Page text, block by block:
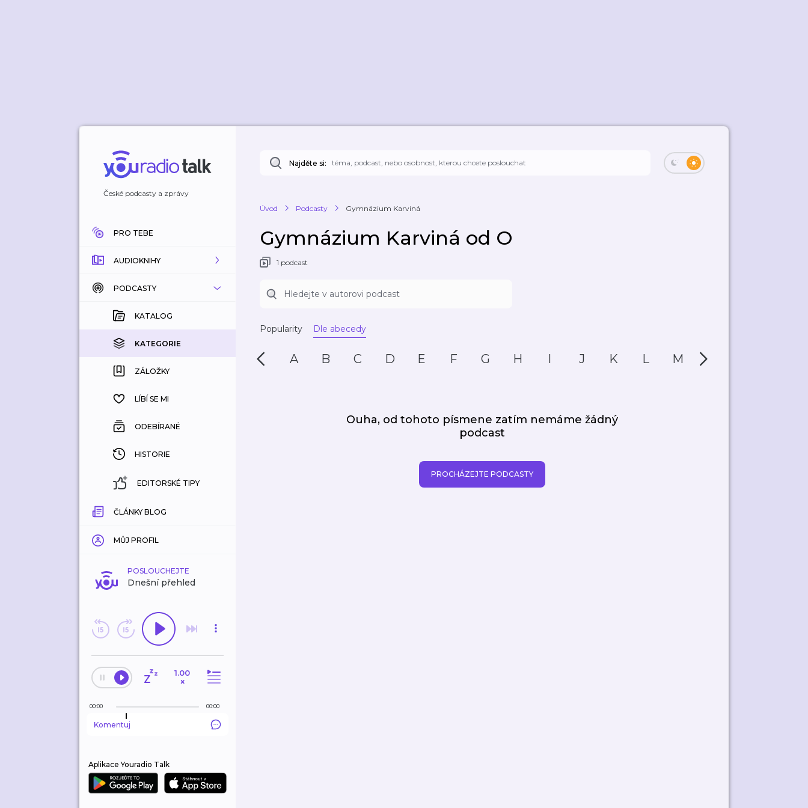
České podcasty a zprávy
PRO TEBE
AUDIOKNIHY
KATALOG
KOUPENÉ
KATEGORIE
ZÁLOŽKY
HISTORIE
PODCASTY
KATALOG
KATEGORIE
ZÁLOŽKY
LÍBÍ SE MI
ODEBÍRANÉ
HISTORIE
EDITORSKÉ TIPY
ČLÁNKY BLOG
MŮJ PROFIL
POSLOUCHEJTE
Dnešní přehled
1.00
×
00:00 00:00
Komentuj
Aplikace Youradio Talk
Najděte si:
Úvod Podcasty Gymnázium Karviná
Gymnázium Karviná od O
1 podcast
Popularity Dle abecedy
A B C D E F G H I J K L M N
Ouha, od tohoto písmene zatím nemáme žádný
podcast
PROCHÁZEJTE PODCASTY